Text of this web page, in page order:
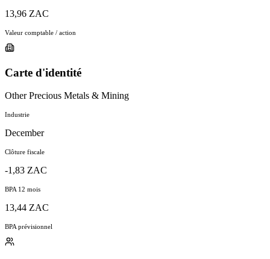
13,96 ZAC
Valeur comptable / action
Carte d'identité
Other Precious Metals & Mining
Industrie
December
Clôture fiscale
-1,83 ZAC
BPA 12 mois
13,44 ZAC
BPA prévisionnel